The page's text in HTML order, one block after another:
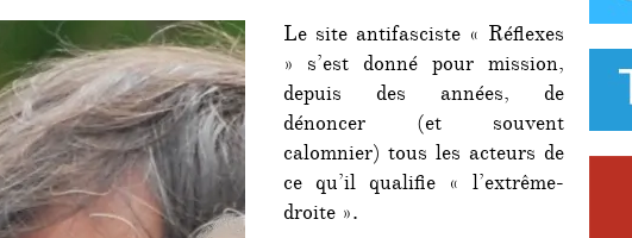
« Réflexes »
démasqué
Le site antifasciste « Réflexes
» s’est donné pour mission,
depuis des années, de
dénoncer (et souvent
calomnier) tous les acteurs de
ce qu’il qualifie « l’extrême-
droite ».